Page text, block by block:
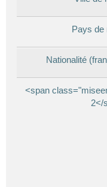
Pays de
Nationalité
<span
2</